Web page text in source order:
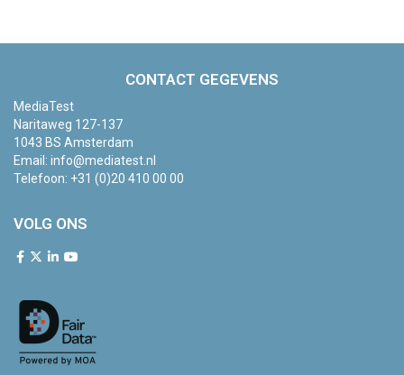
CONTACT GEGEVENS
MediaTest
Naritaweg 127-137
1043 BS Amsterdam
Email: info@mediatest.nl
Telefoon: +31 (0)20 410 00 00
VOLG ONS